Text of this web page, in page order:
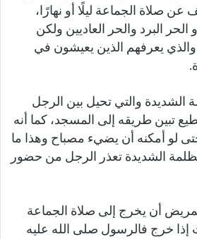
صلاة الجماعة ليلًا أو نهارًا،
البرد والحر العاديين ولكن
يعرفهم الذين يعيشون في
الشديدة والتي تحيل بين الرجل
تبين طريقه إلى المسجد، كما أنه
حتى لو أمكنه أن يضيء مصباح وهذا ما
الشديدة تعذر الرجل من حضور
أن يخرج إلى صلاة الجماعة
إذا خرج فالرسول صلى الله عليه